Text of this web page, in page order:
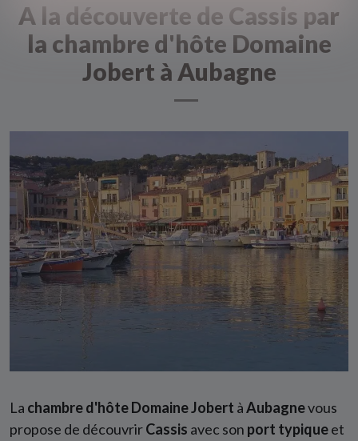
A la découverte de Cassis par
la chambre d'hôte Domaine
Jobert à Aubagne
La chambre d'hôte Domaine Jobert àAubagnevous
propose de découvrirCassis avec son port typiqueet